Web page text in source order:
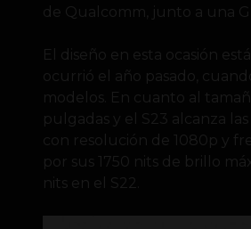
de Qualcomm, junto a una
El diseño en esta ocasión
ocurrió el año pasado,
modelos. En cuanto al
pulgadas y el S23 alcanza
con resolución de 1080p y
por sus 1750 nits de brillo
nits en el S22.